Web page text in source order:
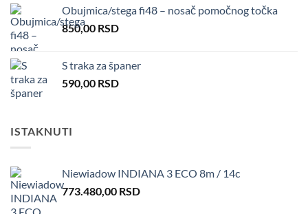
Obujmica/stega fi48 – nosač pomočnog točka
850,00 RSD
S traka za španer
590,00 RSD
ISTAKNUTI
Niewiadow INDIANA 3 ECO 8m / 14c
773.480,00 RSD